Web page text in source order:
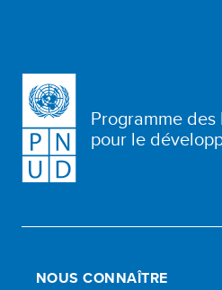
Programme
pour le
NOUS CONNAÎTRE